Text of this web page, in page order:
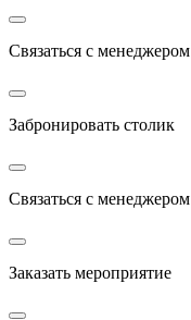
Связаться с менеджером
Забронировать столик
Связаться с менеджером
Заказать мероприятие